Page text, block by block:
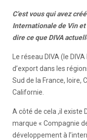
C’est vous qui avez
Internationale de Vin
dire ce que DIVA
Le réseau DIVA (le
d’export dans les
Sud de la France, loire,
Californie.
A côté de cela ,il existe
marque « Compagnie
développement à